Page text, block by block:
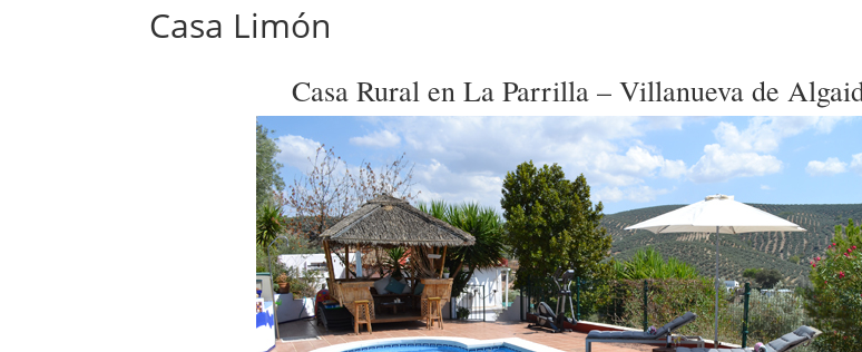
Casa Limón
Casa Rural en La Parrilla – Villanueva de